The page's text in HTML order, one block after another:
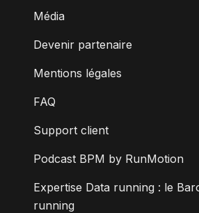
Média
Devenir partenaire
Mentions légales
FAQ
Support client
Podcast BPM by RunMotion
Expertise Data running : le
running